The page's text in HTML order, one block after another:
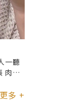
一聽
表
和✨
更多 +